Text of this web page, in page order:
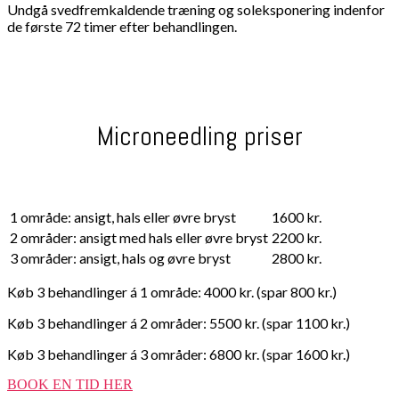
Undgå svedfremkaldende træning og soleksponering indenfor
de første 72 timer efter behandlingen.
Microneedling priser
1 område: ansigt, hals eller øvre bryst
1600 kr.
2 områder: ansigt med hals eller øvre bryst 2200 kr.
3 områder: ansigt, hals og øvre bryst
2800 kr.
Køb 3 behandlinger á 1 område: 4000 kr. (spar 800 kr.)
Køb 3 behandlinger á 2 områder: 5500 kr. (spar 1100 kr.)
Køb 3 behandlinger á 3 områder: 6800 kr. (spar 1600 kr.)
BOOK EN TID HER